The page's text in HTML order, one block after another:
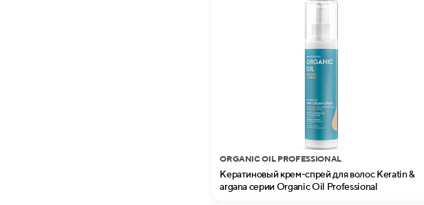
ORGANIC OIL PROFESSIONAL
Кератиновый крем-спрей для волос Keratin &
argana серии Organic Oil Professional